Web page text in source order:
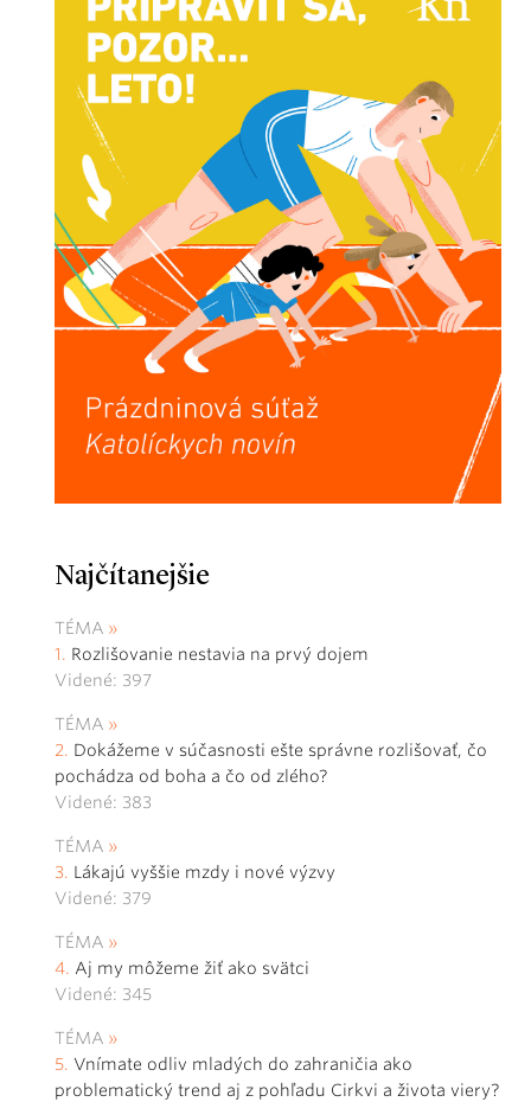
Najčítanejšie
TÉMA
Rozlišovanie nestavia na prvý dojem
Videné: 397
TÉMA
Dokážeme v súčasnosti ešte správne rozlišovať, čo
pochádza od boha a čo od zlého?
Videné: 383
TÉMA
Lákajú vyššie mzdy i nové výzvy
Videné: 379
TÉMA
Aj my môžeme žiť ako svätci
Videné: 345
TÉMA
Vnímate odliv mladých do zahraničia ako
problematický trend aj z pohľadu Cirkvi a života viery?